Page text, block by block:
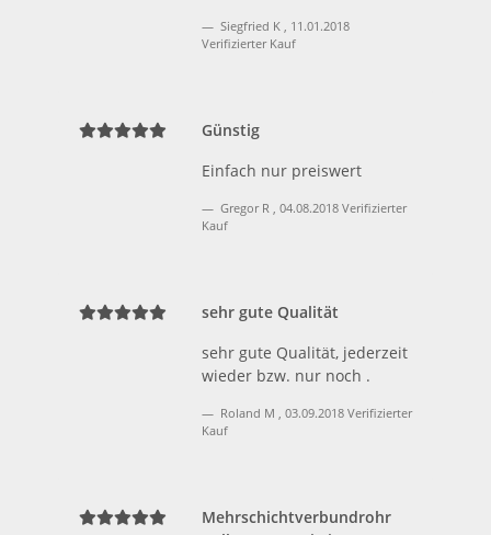
Siegfried K
11.01.2018
Verifizierter Kauf
Günstig
Einfach nur preiswert
Gregor R 04.08.2018 Verifizierter
Kauf
sehr gute Qualität
sehr gute Qualität, jederzeit
wieder bzw. nur noch .
Roland M 03.09.2018 Verifizierter
Kauf
Mehrschichtverbundrohr